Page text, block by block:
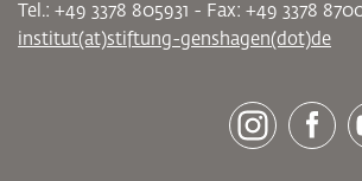
[socialLinksTitle]
Tel.: +49 3378 805931 - Fax: +49 3378
institut(at)stiftung-genshagen(dot)de